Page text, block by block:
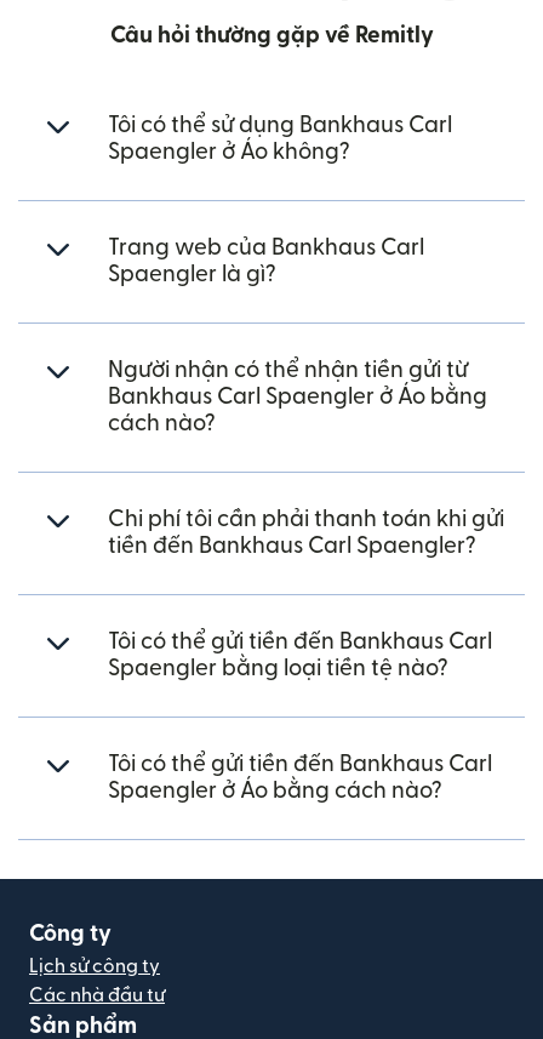
Câu hỏi thường gặp về Remitly
Tôi có thể sử dụng Bankhaus Carl
Spaengler ở Áo không?
Trang web của Bankhaus Carl
Spaengler là gì?
Người nhận có thể nhận tiền gửi từ
Bankhaus Carl Spaengler ở Áo bằng
cách nào?
Chi phí tôi cần phải thanh toán khi gửi
tiền đến Bankhaus Carl Spaengler?
Tôi có thể gửi tiền đến Bankhaus Carl
Spaengler bằng loại tiền tệ nào?
Tôi có thể gửi tiền đến Bankhaus Carl
Spaengler ở Áo bằng cách nào?
Công ty
Lịch sử công ty
Các nhà đầu tư
Sản phẩm